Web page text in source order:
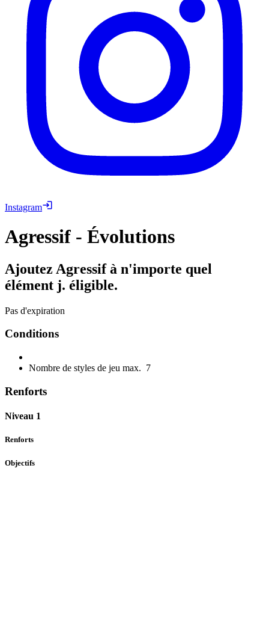
Instagram
Agressif - Évolutions
Ajoutez Agressif à n'importe quel
élément j. éligible.
Pas d'expiration
Conditions
Nombre de styles de jeu max. 7
Renforts
Niveau 1
Renforts
Objectifs